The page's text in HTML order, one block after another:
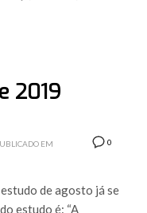
2019
0
EM
de agosto já se
estudo é: “A